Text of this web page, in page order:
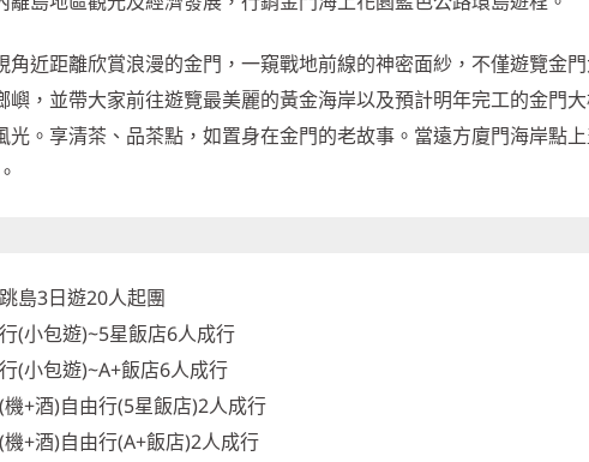
角近距離欣賞浪漫的金門，一窺戰地前線的神密面紗，不僅遊覽金門
嶼，並帶大家前往遊覽最美麗的黃金海岸以及預計明年完工的金門
光。享清茶、品茶點，如置身在金門的老故事。當遠方廈門海岸點
島3日遊20人起團
(小包遊)~5星飯店6人成行
(小包遊)~A+飯店6人成行
+酒)自由行(5星飯店)2人成行
+酒)自由行(A+飯店)2人成行